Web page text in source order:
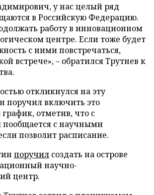
у нас целый ряд
в Российскую Федерацию.
работу в инновационном
центре. Если тоже будет
с ними повстречаться,
встрече», – обратился Трутнев к
откликнулся на эту
поручил включить это
отметив, что с
пообщается с научными
позволит расписание.
поручил создать на острове
научно-
центр.